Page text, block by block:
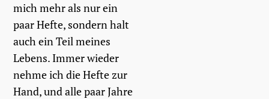
mich mehr als nur ein
paar Hefte, sondern halt
auch ein Teil meines
Lebens. Immer wieder
nehme ich die Hefte zur
Hand, und alle paar Jahre